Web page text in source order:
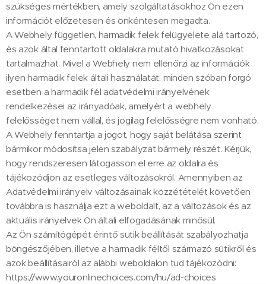
szükséges mértékben, amely szolgáltatásokhoz Ön ezen
információt előzetesen és önkéntesen megadta.
A Webhely független, harmadik felek felügyelete alá tartozó,
és azok által fenntartott oldalakra mutató hivatkozásokat
tartalmazhat. Mivel a Webhely nem ellenőrzi az információk
ilyen harmadik felek általi használatát, minden szóban forgó
esetben a harmadik fél adatvédelmi irányelvének
rendelkezései az irányadóak, amelyért a webhely
felelősséget nem vállal, és jogilag felelősségre nem vonható.
A Webhely fenntartja a jogot, hogy saját belátása szerint
bármikor módosítsa jelen szabályzat bármely részét. Kérjük,
hogy rendszeresen látogasson el erre az oldalra és
tájékozódjon az esetleges változásokról. Amennyiben az
Adatvédelmi irányelv változásainak közzétételét követően
továbbra is használja ezt a weboldalt, az a változások és az
aktuális irányelvek Ön általi elfogadásának minősül.
Az Ön számítógépét érintő sütik beállítását szabályozhatja
böngészőjében, illetve a harmadik féltől származó sütikről és
azok beállításairól az alábbi weboldalon tud tájékozódni:
https://www.youronlinechoices.com/hu/ad-choices